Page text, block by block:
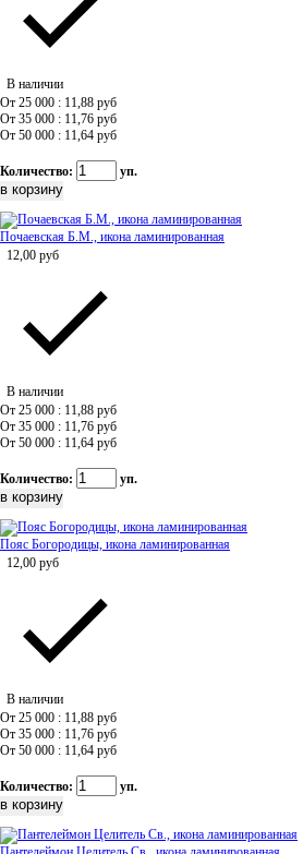
В наличии
От 25 000 : 11,88 руб
От 35 000 : 11,76 руб
От 50 000 : 11,64 руб
Количество: уп.
Почаевская Б.М., икона ламинированная
12,00 руб
В наличии
От 25 000 : 11,88 руб
От 35 000 : 11,76 руб
От 50 000 : 11,64 руб
Количество: уп.
Пояс Богородицы, икона ламинированная
12,00 руб
В наличии
От 25 000 : 11,88 руб
От 35 000 : 11,76 руб
От 50 000 : 11,64 руб
Количество: уп.